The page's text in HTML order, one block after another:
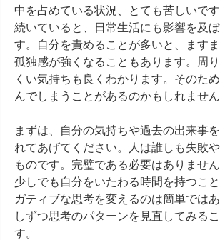
中を占めている状況、とても苦しいで
続いていると、日常生活にも影響を及
す。自分を責めることが多いと、ますま
孤独感が強くなることもあります。周
くい気持ちも良くわかります。そのた
んでしまうことがあるのかもしれません
まずは、自分の気持ちや過去の出来事
れてあげてください。人は誰しも失敗
ものです。完璧である必要はありません
少しでも自分をいたわる時間を持つこ
ガティブな思考を変えるのは簡単では
しずつ思考のパターンを見直してみる
す。